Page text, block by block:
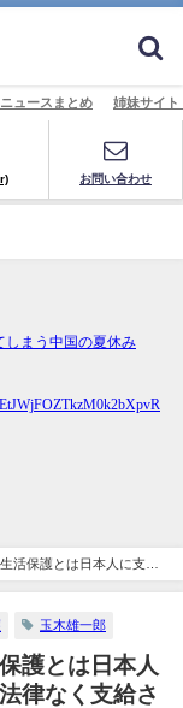
ュースまとめ 姉妹サイ
お問い合わせ
活保護とは日本人に支給
策争点に ★2 [お断
玉木雄一郎
護とは日本人
律なく支給さ